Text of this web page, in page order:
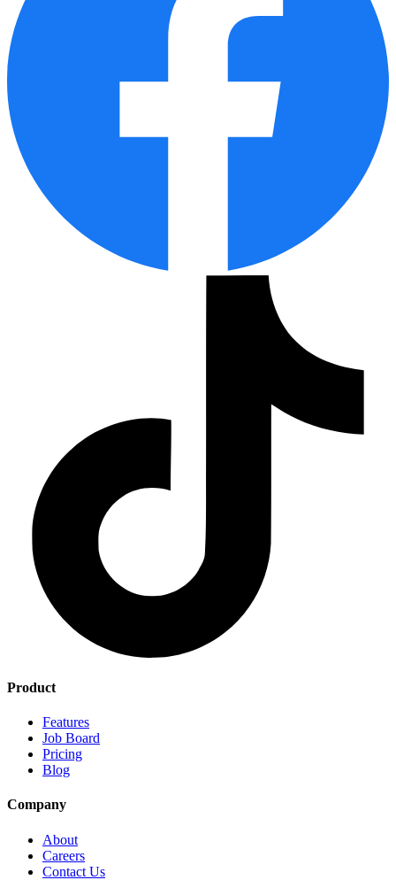
Product
Features
Job Board
Pricing
Blog
Company
About
Careers
Contact Us